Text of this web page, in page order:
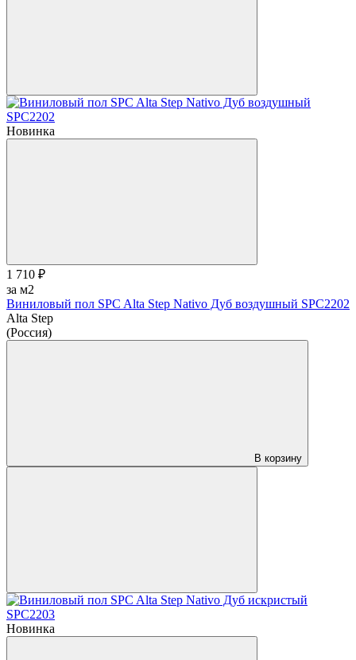
Новинка
1 710 ₽
за м2
Виниловый пол SPC Alta Step Nativo Дуб воздушный SPC2202
Alta Step
(Россия)
В корзину
Новинка